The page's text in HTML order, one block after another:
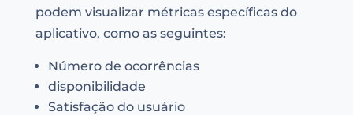
podem visualizar métricas específicas do
aplicativo, como as seguintes:
Número de ocorrências
disponibilidade
Satisfação do usuário